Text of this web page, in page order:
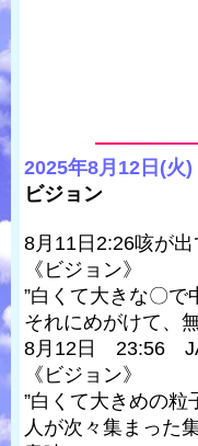
2025年8月12日(火)
ビジョン
8月11日2:26咳が出
《ビジョン》
”白くて大きな〇で
それにめがけて、
8月12日 23:56
《ビジョン》
”白くて大きめの粒
人が次々集まった